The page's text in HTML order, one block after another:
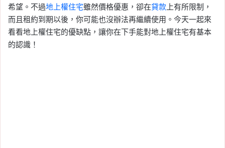
希望。不過地上權住宅雖然價格優惠，卻在貸款 上有所限制，
而且租約到期以後，你可能也沒辦法再繼續使用。今天一起來
看看地上權住宅的優缺點，讓你在下手能對地上權住宅有基本
的認識！